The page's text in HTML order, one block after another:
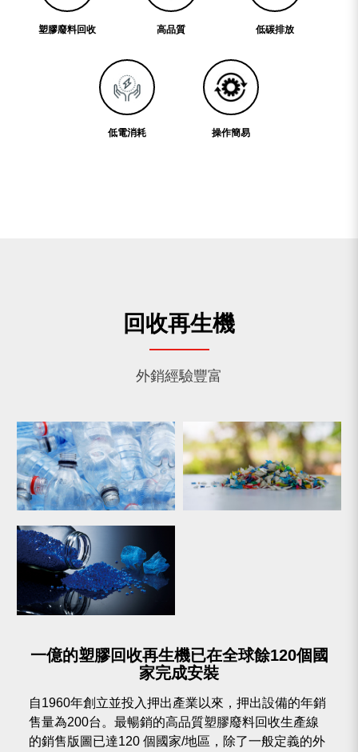
塑膠廢料回收 高品質 低碳排放
低電消耗 操作簡易
回收再生機
外銷經驗豐富
一億的塑膠回收再生機已在全球餘120個國
家完成安裝
自1960年創立並投入押出產業以來，押出設備的年銷
售量為200台。最暢銷的高品質塑膠廢料回收生產線
的銷售版圖已達120 個國家/地區，除了一般定義的外